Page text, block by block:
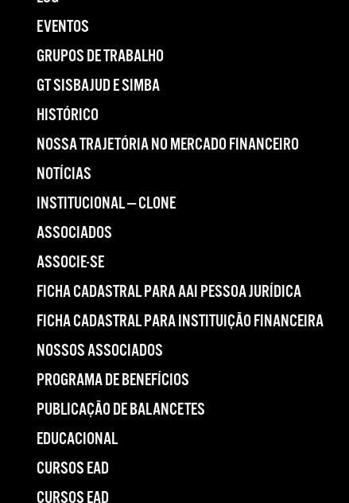
EVENTOS
GRUPOS DE TRABALHO
GT SISBAJUD E SIMBA
HISTÓRICO
NOSSA TRAJETÓRIA NO MERCADO FINANCEIRO
NOTÍCIAS
INSTITUCIONAL — CLONE
ASSOCIADOS
ASSOCIE-SE
FICHA CADASTRAL PARA AAI PESSOA JURÍDICA
FICHA CADASTRAL PARA INSTITUIÇÃO FINANCEIRA
NOSSOS ASSOCIADOS
PROGRAMA DE BENEFÍCIOS
PUBLICAÇÃO DE BALANCETES
EDUCACIONAL
CURSOS EAD
CURSOS EAD